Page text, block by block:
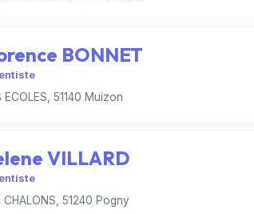
BONNET
ECOLES, 51140 Muizon
VILLARD
CHALONS, 51240 Pogny